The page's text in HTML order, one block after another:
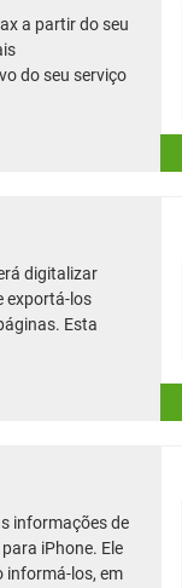
a partir do seu
do seu serviço
digitalizar
exportá-los
Esta
informações de
iPhone. Ele
informá-los, em